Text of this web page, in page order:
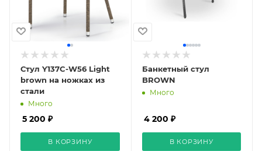
Стул Y137C-W56 Light
brown на ножках из
стали
Много
5 200 ₽
В КОРЗИНУ
Банкетный стул
BROWN
Много
4 200 ₽
В КОРЗИНУ